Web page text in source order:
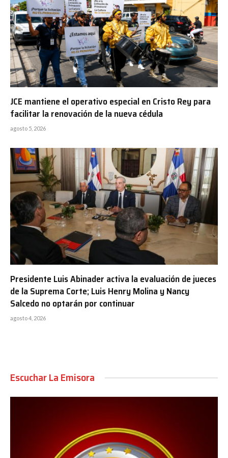
JCE mantiene el operativo especial en Cristo Rey para
facilitar la renovación de la nueva cédula
agosto 5, 2026
Presidente Luis Abinader activa la evaluación de jueces
de la Suprema Corte; Luis Henry Molina y Nancy
Salcedo no optarán por continuar
agosto 4, 2026
Escuchar La Emisora